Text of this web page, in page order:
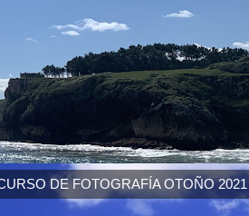
DE FOTOGRAFÍA OTOÑO 2021